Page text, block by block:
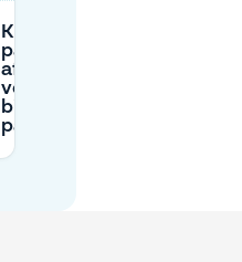
Kan ik
passagiers
afzetten
voordat ik
bij Carré
parkeer?